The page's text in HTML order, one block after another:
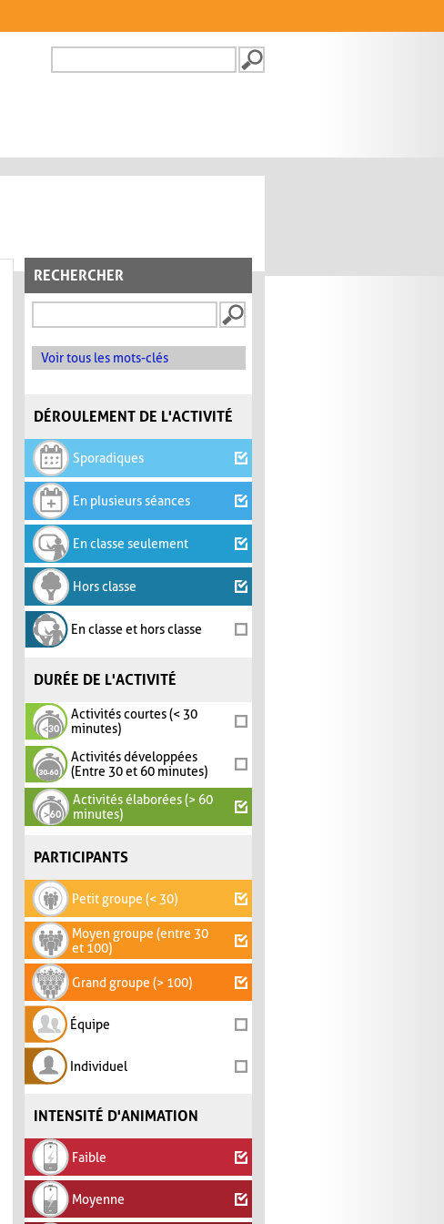
FORMULAIRE DE
RECHERCHER
Voir tous les mots-clés
DÉROULEMENT DE L'ACTIVITÉ
Sporadiques
En plusieurs séances
En classe seulement
Hors classe
En classe et hors classe
DURÉE DE L'ACTIVITÉ
Activités courtes (< 30
minutes)
Activités développées
(Entre 30 et 60 minutes)
Activités élaborées (> 60
minutes)
PARTICIPANTS
Petit groupe (< 30)
Moyen groupe (entre 30
et 100)
Grand groupe (> 100)
Équipe
Individuel
INTENSITÉ D'ANIMATION
Faible
Moyenne